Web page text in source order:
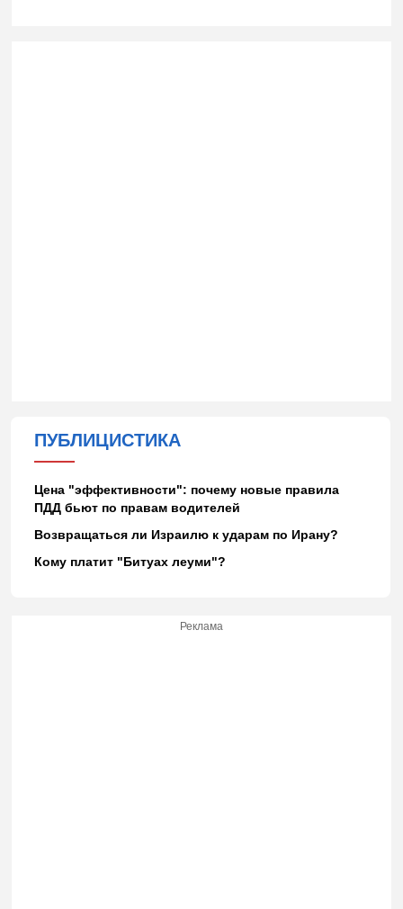
ПУБЛИЦИСТИКА
Цена "эффективности": почему новые правила
ПДД бьют по правам водителей
Возвращаться ли Израилю к ударам по Ирану?
Кому платит "Битуах леуми"?
Реклама